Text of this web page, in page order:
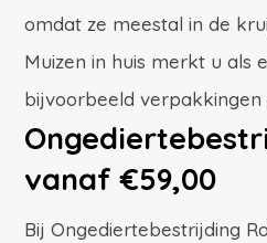
omdat ze meestal in de
Muizen in huis merkt u als
bijvoorbeeld verpakkingen
vanaf €59,00
Bij Ongediertebestrijding